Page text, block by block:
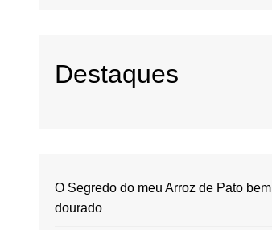
Destaques
O Segredo do meu Arroz de Pato bem
dourado